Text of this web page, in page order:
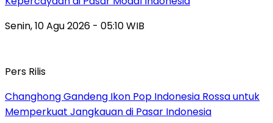
Senin, 10 Agu 2026 - 05:10 WIB
Pers Rilis
Changhong Gandeng Ikon Pop Indonesia Rossa untuk
Memperkuat Jangkauan di Pasar Indonesia